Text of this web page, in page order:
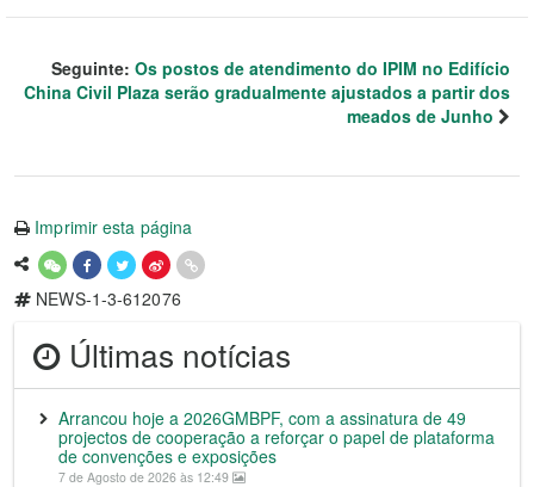
Seguinte: Os postos de atendimento do IPIM no Edifício
China Civil Plaza serão gradualmente ajustados a partir dos
meados de Junho
Imprimir esta página
NEWS-1-3-612076
Últimas notícias
Arrancou hoje a 2026GMBPF, com a assinatura de 49
projectos de cooperação a reforçar o papel de plataforma
de convenções e exposições
7 de Agosto de 2026 às 12:49